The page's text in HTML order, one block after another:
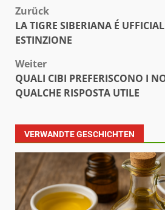
Beitragsnavigation
Zurück
LA TIGRE SIBERIANA É
ESTINZIONE
Weiter
QUALI CIBI PREFERISCONO I
QUALCHE RISPOSTA UTILE
VERWANDTE GESCHICHTEN